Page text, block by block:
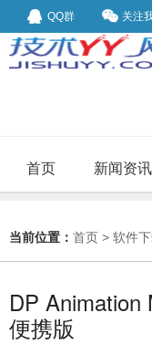
QQ群 关注
首页 新闻资讯
当前位置： 首页 > 软件
DP Animation
便携版